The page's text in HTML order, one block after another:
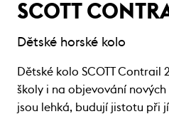
SCOTT
Dětské horské kolo
Dětské kolo SCOTT
školy i na objevování
jsou lehká, budují jistotu při